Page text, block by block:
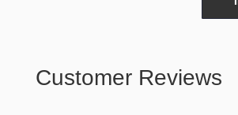
Customer Reviews